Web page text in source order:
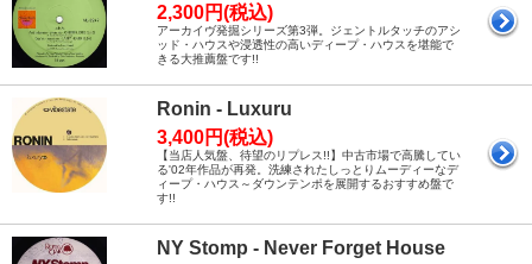
2,300円(税込)
アーカイヴ発掘シリーズ第3弾。ジェントルタッチのアシ
ッド・ハウスや浸透性の高いディープ・ハウスを堪能で
きる大推薦盤です!!
Ronin - Luxuru
3,400円(税込)
【当店人気盤、待望のリプレス!!】中古市場で高騰してい
る'02年作品が再発。洗練されたしっとりムーディーなデ
ィープ・ハウス～ダウンテンポを展開するおすすめ盤で
す!!
NY Stomp - Never Forget House